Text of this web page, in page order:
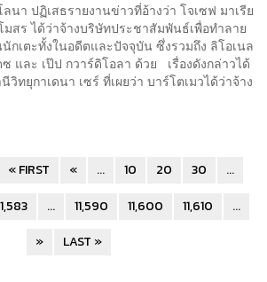
นา ปฏิเสธรายงานข่าวที่อ้างว่า โจเซฟ มาเรีย
สร ได้ว่าจ้างบริษัทประชาสัมพันธ์เพื่อทำลาย
เตะทั้งในอดีตและปัจจุบัน ซึ่งรวมถึง ลิโอเนล
และ เป๊ป กวาร์ดิโอลา ด้วย เรื่องดังกล่าวได้
วิทยุกาเดนา เซร์ ที่เผยว่า บาร์โตเมวได้ว่าจ้าง
« FIRST « ... 10 20 30
...
... 11,590 11,600 11,610
...
»
LAST »